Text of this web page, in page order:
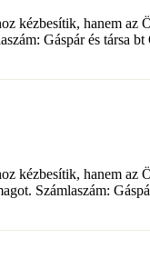
kézbesítik, hanem
Gáspár és társa
kézbesítik, hanem
Számlaszám: